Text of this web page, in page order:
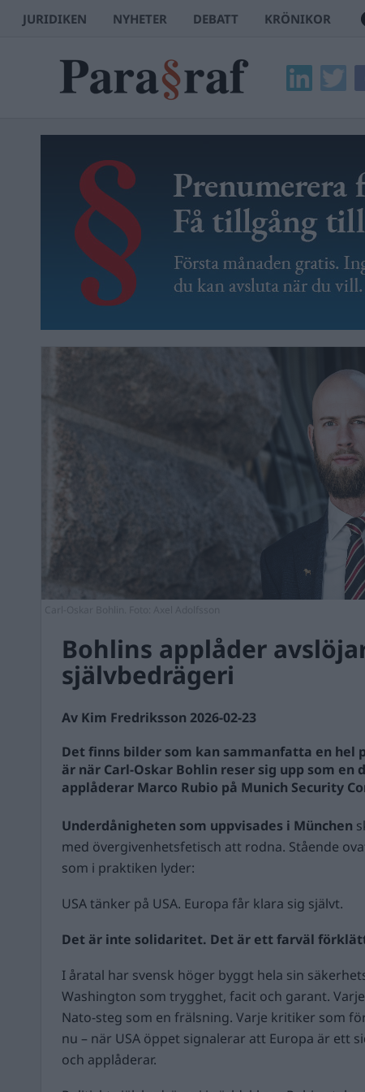
JURIDIKEN NYHETER DEBATT KRÖNIKOR
Bohlins applåder
självbedrägeri
Av Kim Fredriksson 2026-02-23
Det finns bilder som kan sammanfatta en hel
är när Carl-Oskar Bohlin reser sig upp som en
applåderar Marco Rubio på Munich Security
Underdånigheten som uppvisades i München
med övergivenhetsfetisch att rodna. Stående
som i praktiken lyder:
USA tänker på USA. Europa får klara sig självt.
Det är inte solidaritet. Det är ett farväl
I åratal har svensk höger byggt hela sin
Washington som trygghet, facit och garant.
Nato-steg som en frälsning. Varje kritiker som
nu – när USA öppet signalerar att Europa är ett
och applåderar.